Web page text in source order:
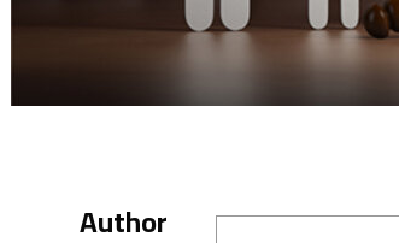
Author